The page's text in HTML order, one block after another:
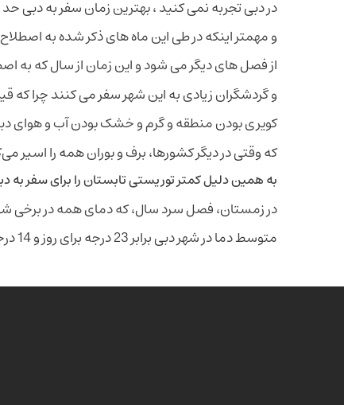
در دبی تجربه نمی کنید ، بهترین زمان سفر به دبی
و مهمتر اینکه در طی این ماه ‌های ذکر شده به
از فصل های دیگر می شود و این زمان از سال که
و گردشگران زیادی به این شهر سفر می‌ کنند چرا
کویری بودن منطقه و گرم و خشک بودن آب و هوای
که وقتی در دیگر کشورها، برف و بوران همه را اسیر
به همین دلیل کمتر توریستی تابستان را برای سفر
در زمستان، فصل سرد سال، که دمای همه در برخی
متوسط دما در شهر دبی برابر 23 درجه برای روز و 14 درجه برای شب است.